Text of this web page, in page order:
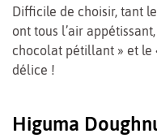
Difficile de choisir, tant
ont tous l’air
chocolat pétillant » et le
délice !
Higuma